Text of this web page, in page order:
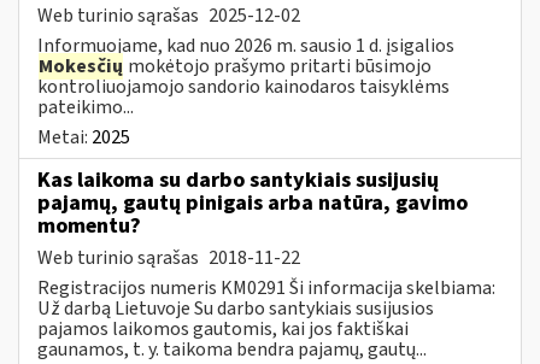
Web turinio sąrašas 2025-12-02
Informuojame, kad nuo 2026 m. sausio 1 d. įsigalios
Mokesčių mokėtojo prašymo pritarti būsimojo
kontroliuojamojo sandorio kainodaros taisyklėms
pateikimo...
Metai: 2025
Kas laikoma su darbo santykiais susijusių
pajamų, gautų pinigais arba natūra, gavimo
momentu?
Web turinio sąrašas 2018-11-22
Registracijos numeris KM0291 Ši informacija skelbiama:
Už darbą Lietuvoje Su darbo santykiais susijusios
pajamos laikomos gautomis, kai jos faktiškai
gaunamos, t. y. taikoma bendra pajamų, gautų...